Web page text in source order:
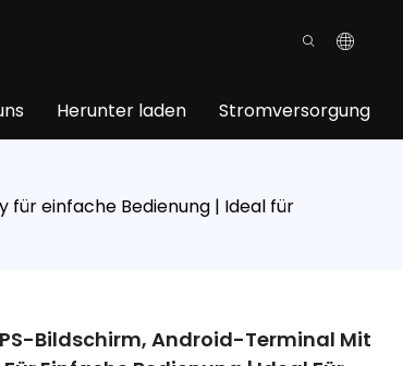
Herunter laden Stromversorgung
für einfache Bedienung | Ideal für
Bildschirm, Android-Terminal Mit